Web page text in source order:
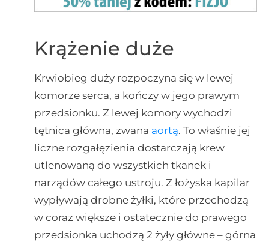
Krążenie duże
Krwiobieg duży rozpoczyna się w lewej
komorze serca, a kończy w jego prawym
przedsionku. Z lewej komory wychodzi
tętnica główna, zwana aortą. To właśnie jej
liczne rozgałęzienia dostarczają krew
utlenowaną do wszystkich tkanek i
narządów całego ustroju. Z łożyska kapilar
wypływają drobne żyłki, które przechodzą
w coraz większe i ostatecznie do prawego
przedsionka uchodzą 2 żyły główne – górna